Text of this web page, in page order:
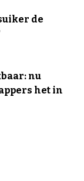
de
nu
het in